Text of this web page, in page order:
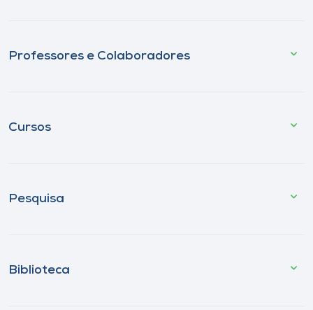
Professores e Colaboradores
Cursos
Pesquisa
Biblioteca